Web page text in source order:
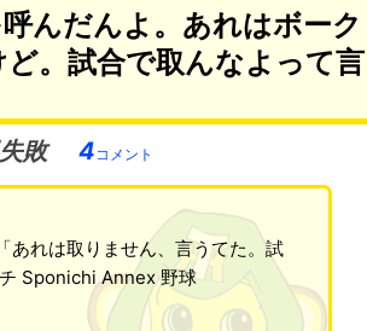
んだんよ。あれはボーク
。試合で取んなよって言
敗 4コメント
あれは取りません、言うてた。試
Sponichi Annex 野球